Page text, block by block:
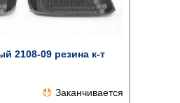
2108-09 резина к-т
Заканчивается